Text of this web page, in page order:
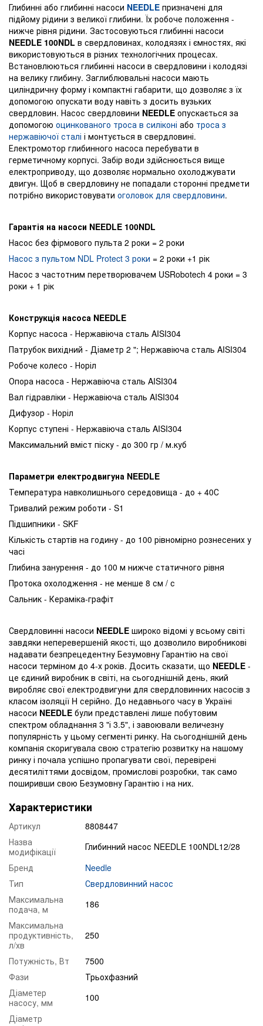
Глибинні або глибинні насоси NEEDLE призначені для
підйому рідини з великої глибини. Їх робоче положення -
нижче рівня рідини. Застосовуються глибинні насоси
NEEDLE 100NDL в свердловинах, колодязях і ємностях, які
використовуються в різних технологічних процесах.
Встановлюються глибинні насоси в свердловини і колодязі
на велику глибину. Заглиблювальні насоси мають
циліндричну форму і компактні габарити, що дозволяє з їх
допомогою опускати воду навіть з досить вузьких
свердловин. Насос свердловини NEEDLE опускається за
допомогою оцинкованого троса в силіконі або троса з
нержавіючої сталі і монтується в свердловині.
Електромотор глибинного насоса перебувати в
герметичному корпусі. Забір води здійснюється вище
електроприводу, що дозволяє нормально охолоджувати
двигун. Щоб в свердловину не попадали сторонні предмети
потрібно використовувати оголовок для свердловини.
Гарантія на насоси NEEDLE 100NDL
Насос без фірмового пульта 2 роки = 2 роки
Насос з пультом NDL Protect 3 роки = 2 роки +1 рік
Насос з частотним перетворювачем USRobotech 4 роки = 3
роки + 1 рік
Конструкція насоса NEEDLE
Корпус насоса - Нержавіюча сталь AISI304
Патрубок вихідний - Діаметр 2 "; Нержавіюча сталь AISI304
Робоче колесо - Норіл
Опора насоса - Нержавіюча сталь AISI304
Вал гідравліки - Нержавіюча сталь AISI304
Дифузор - Норіл
Корпус ступені - Нержавіюча сталь AISI304
Максимальний вміст піску - до 300 гр / м.куб
Параметри електродвигуна NEEDLE
Температура навколишнього середовища - до + 40С
Тривалий режим роботи - S1
Підшипники - SKF
Кількість стартів на годину - до 100 рівномірно рознесених у
часі
Глибина занурення - до 100 м нижче статичного рівня
Протока охолодження - не менше 8 см / с
Сальник - Кераміка-графіт
Свердловинні насоси NEEDLE широко відомі у всьому світі
завдяки неперевершеній якості, що дозволило виробникові
надавати безпрецедентну Безумовну Гарантію на свої
насоси терміном до 4-х років. Досить сказати, що NEEDLE -
це єдиний виробник в світі, на сьогоднішній день, який
виробляє свої електродвигуни для свердловинних насосів з
класом ізоляції H серійно. До недавнього часу в Україні
насоси NEEDLE були представлені лише побутовим
спектром обладнання 3 "і 3.5", і завоювали величезну
популярність у цьому сегменті ринку. На сьогоднішній день
компанія скоригувала свою стратегію розвитку на нашому
ринку і почала успішно пропагувати свої, перевірені
десятиліттями досвідом, промислові розробки, так само
поширивши свою Безумовну Гарантію і на них.
Характеристики
Артикул
8808447
Назва
модифікації
Глибинний насос NEEDLE 100NDL12/28
Бренд
Needle
Тип
Свердловинний насос
Максимальна
подача, м
186
Максимальна
продуктивність,
л/хв
250
Потужність, Вт
7500
Фази
Трьохфазний
Діаметер
насосу, мм
100
Діаметр